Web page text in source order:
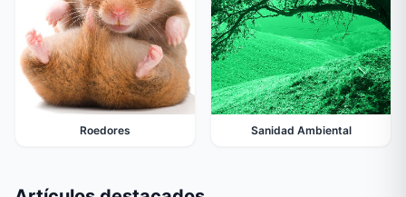
Roedores Sanidad Ambiental